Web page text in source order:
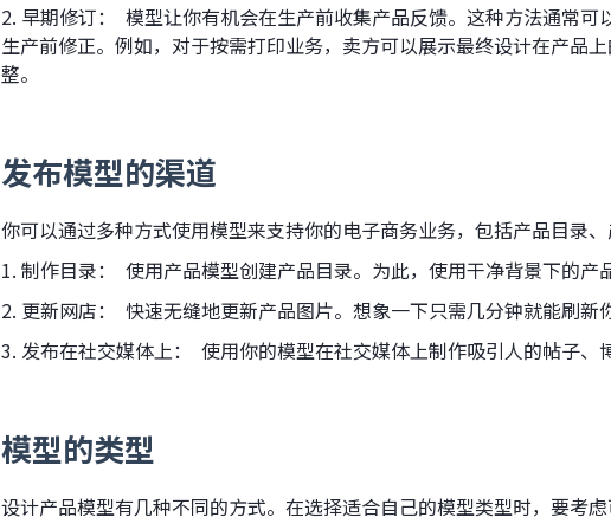
2. 早期修订： 模型让你有机会在生产前收集产品反馈。这种方法通常可
生产前修正。例如，对于按需打印业务，卖方可以展示最终设计在产品
整。
发布模型的渠道
你可以通过多种方式使用模型来支持你的电子商务业务，包括产品目录
1. 制作目录： 使用产品模型创建产品目录。为此，使用干净背景下的产
2. 更新网店： 快速无缝地更新产品图片。想象一下只需几分钟就能刷新
3. 发布在社交媒体上： 使用你的模型在社交媒体上制作吸引人的帖子、
模型的类型
设计产品模型有几种不同的方式。在选择适合自己的模型类型时，要考